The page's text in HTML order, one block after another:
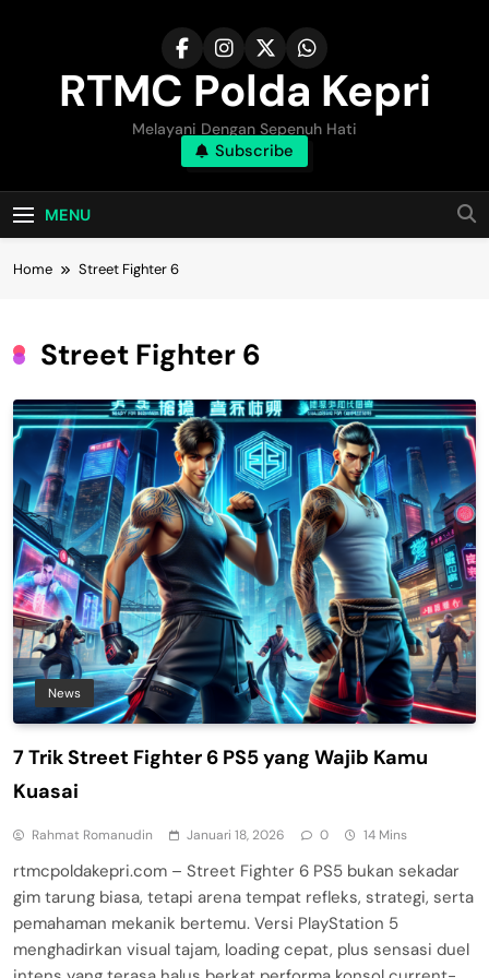
RTMC Polda Kepri
Melayani Dengan Sepenuh Hati
Subscribe
MENU
Home Street Fighter 6
Street Fighter 6
News
7 Trik Street Fighter 6 PS5 yang Wajib Kamu
Kuasai
Rahmat Romanudin Januari 18, 2026 0 14 Mins
rtmcpoldakepri.com – Street Fighter 6 PS5 bukan sekadar
gim tarung biasa, tetapi arena tempat refleks, strategi, serta
pemahaman mekanik bertemu. Versi PlayStation 5
menghadirkan visual tajam, loading cepat, plus sensasi duel